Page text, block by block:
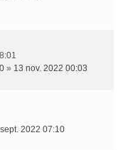
» 13 nov. 2022 00:03
2022 07:10